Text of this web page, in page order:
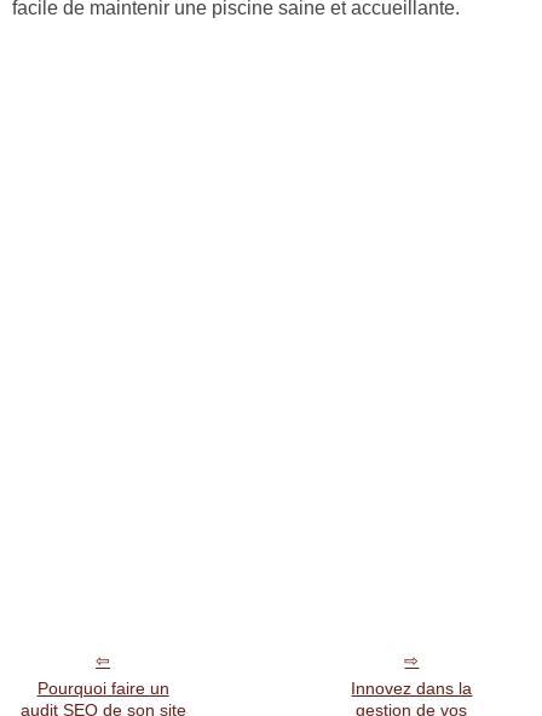
facile de maintenir une piscine saine et accueillante.
Pourquoi faire un
audit SEO de son site
Innovez dans la
gestion de vos